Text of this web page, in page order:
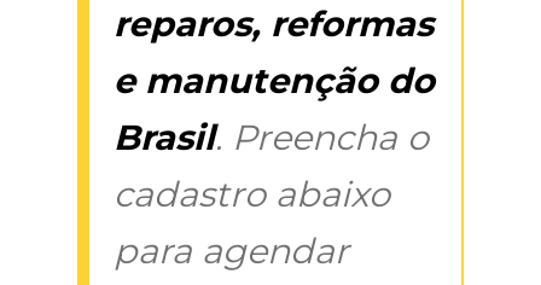
reparos, reformas
e manutenção do
Brasil. Preencha o
cadastro abaixo
para agendar